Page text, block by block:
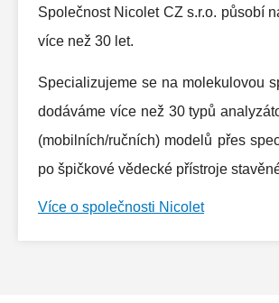
Společnost Nicolet CZ s.r.o. působí
více než 30 let.
Specializujeme se na molekulovou
dodáváme více než 30 typů
(mobilních/ručních) modelů přes
po špičkové vědecké přístroje
Více o společnosti Nicolet